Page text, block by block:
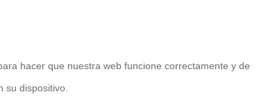
hacer que nuestra web funcione correctamente y de
su dispositivo.